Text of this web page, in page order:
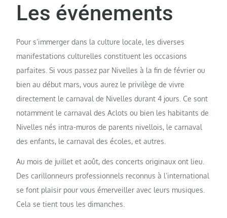
Les événements
Pour s’immerger dans la culture locale, les diverses
manifestations culturelles constituent les occasions
parfaites. Si vous passez par Nivelles à la fin de février ou
bien au début mars, vous aurez le privilège de vivre
directement le carnaval de Nivelles durant 4 jours. Ce sont
notamment le carnaval des Aclots ou bien les habitants de
Nivelles nés intra-muros de parents nivellois, le carnaval
des enfants, le carnaval des écoles, et autres.
Au mois de juillet et août, des concerts originaux ont lieu.
Des carillonneurs professionnels reconnus à l’international
se font plaisir pour vous émerveiller avec leurs musiques.
Cela se tient tous les dimanches.